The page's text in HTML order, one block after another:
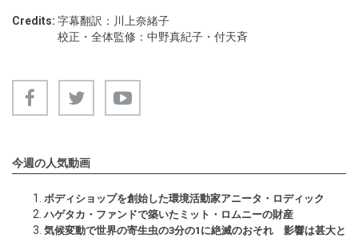
Credits: 字幕翻訳：川上奈緒子
校正・全体監修：中野真紀子・付天斉
今週の人気動画
ボディショップを創始した環境活動家アニータ・ロディック
ハゲタカ・ファンドで築いたミット・ロムニーの財産
気候変動で世界の寄生虫の3分の1に絶滅のおそれ 影響は甚大と